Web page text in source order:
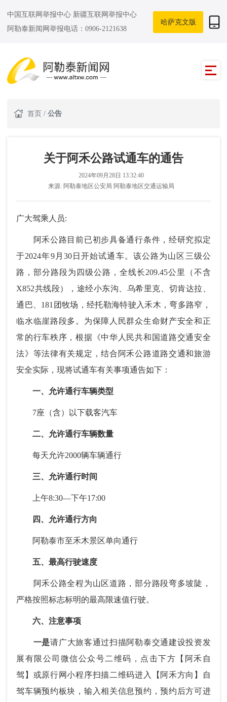
中国互联网举报中心 新疆互联网举报中心
阿勒泰新闻网举报电话：0906-2121638
哈萨克文版
首页 / 公告
关于阿禾公路试通车的通告
2024年09月28日 13:32:40
来源:阿勒泰地区公安局 阿勒泰地区交通运输局
广大驾乘人员:
阿禾公路目前已初步具备通行条件，经研究拟定
于2024年9月30日开始试通车。该公路为山区三级公
路，部分路段为四级公路，全线长209.45公里（不含
X852共线段），途经小东沟、乌希里克、切肯达拉、
通巴、181团牧场，经托勒海特驶入禾木，弯多路窄，
临水临崖路段多。为保障人民群众生命财产安全和正
常的行车秩序，根据《中华人民共和国道路交通安全
法》等法律有关规定，结合阿禾公路道路交通和旅游
安全实际，现将试通车有关事项通告如下：
一、允许通行车辆类型
7座（含）以下载客汽车
二、允许通行车辆数量
每天允许2000辆车辆通行
三、允许通行时间
上午8:30—下午17:00
四、允许通行方向
阿勒泰市至禾木景区单向通行
五、最高行驶速度
阿禾公路全程为山区道路，部分路段弯多坡陡，
严格按照标志标明的最高限速值行驶。
六、注意事项
一是请广大旅客通过扫描阿勒泰交通建设投资发
展有限公司微信公众号二维码，点击下方【阿禾自
驾】或原行网小程序扫描二维码进入【阿禾方向】自
驾车辆预约板块，输入相关信息预约，预约后方可进